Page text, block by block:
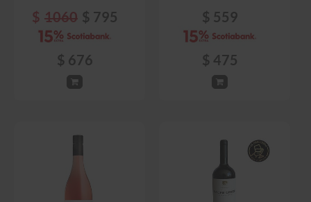
$ 1060 $ 795
$ 676
$ 559
$ 475